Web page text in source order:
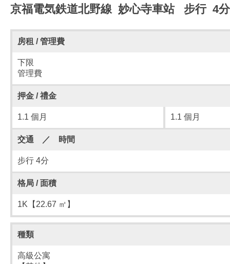
京福電気鉄道北野線 妙心寺車站 步行 4
房租 / 管理費
下限
管理費
押金 / 禮金
1.1 個月 1.1 個月
交通 ／ 時間
步行 4分
格局 / 面積
1K【22.67 ㎡】
種類
高級公寓